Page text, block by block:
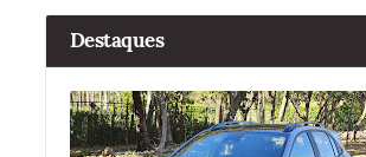
Destaques